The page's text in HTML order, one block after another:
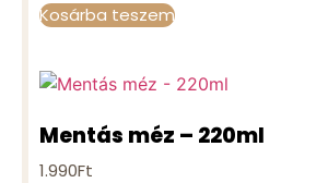
Kosárba teszem
Mentás méz – 220ml
1.990Ft